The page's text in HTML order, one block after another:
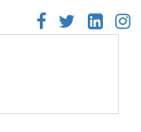
   